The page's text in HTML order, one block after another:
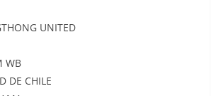
UNITED
WB
DE CHILE